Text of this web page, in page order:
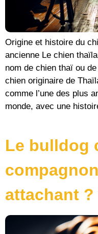
Origine et histoire du
ancienne Le chien
nom de chien thaï ou
chien originaire de
comme l’une des plus
monde, avec une
Le bulldog
attachant ?